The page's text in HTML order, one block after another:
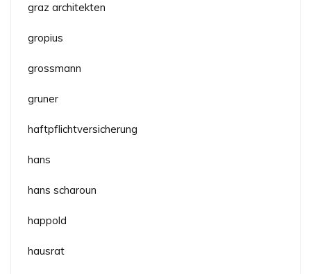
graz architekten
gropius
grossmann
gruner
haftpflichtversicherung
hans
hans scharoun
happold
hausrat